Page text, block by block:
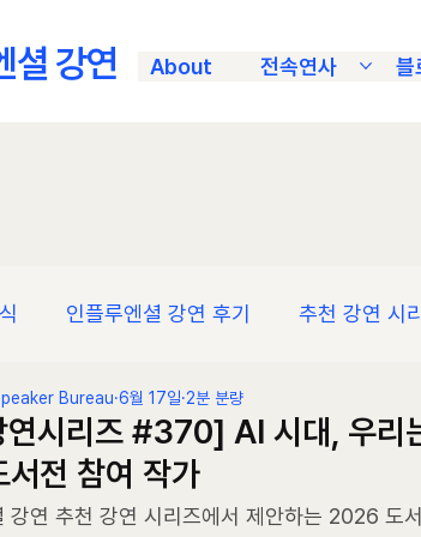
셜 강연 About 전속연사 블
인플루엔셜 강연 후기 추천 강연 시
연시리즈 #370] AI 시대, 우리
서전 참여 작가
Bureau 6월 17일 2분 분량
강연 추천 강연 시리즈에서 제안하는 2026 도